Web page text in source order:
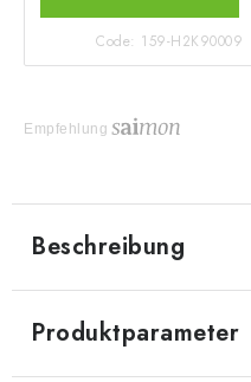
Code: 159-H2K90009
Empfehlung
Beschreibung
Produktparameter